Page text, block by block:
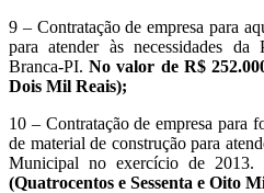
9 – Contratação de empresa para
para atender às necessidades
Branca-PI.No valor de R$
Dois Mil Reais);
10 – Contratação de empresa para
de material de construção para
Municipal no exercício de 2013.
(Quatrocentos e Sessenta e Oito